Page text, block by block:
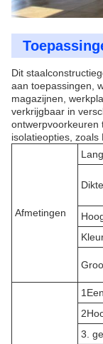
Dit
aan toepassingen,
magazijnen,
verkrijgbaar in
ontwerpvoorkeuren
isolatieopties, zoals
Afmetingen
3.